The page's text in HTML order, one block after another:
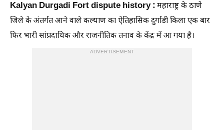
Kalyan Durgadi Fort dispute history :महाराष्ट्र के ठाणे
जिले के अंतर्गत आने वाले कल्याण का ऐतिहासिक दुर्गाडी किला एक बार
फिर भारी सांप्रदायिक और राजनीतिक तनाव के केंद्र में आ गया है।
ADVERTISEMENT